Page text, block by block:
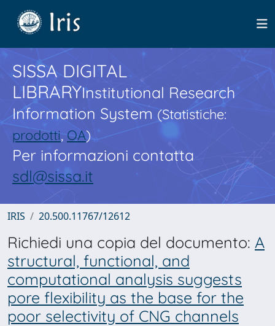
SISSA DIGITAL
LIBRARYInstitutional Research
Information System(Statistiche:
prodotti,OA)
Per informazioni contatta
sdl@sissa.it
IRIS 20.500.11767/12612
Richiedi una copia del documento: A
structural, functional, and
computational analysis suggests
pore flexibility as the base for the
poor selectivity of CNG channels